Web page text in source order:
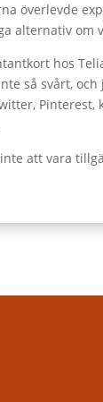
överlevde
alternativ om
hos
så svårt,
att vara